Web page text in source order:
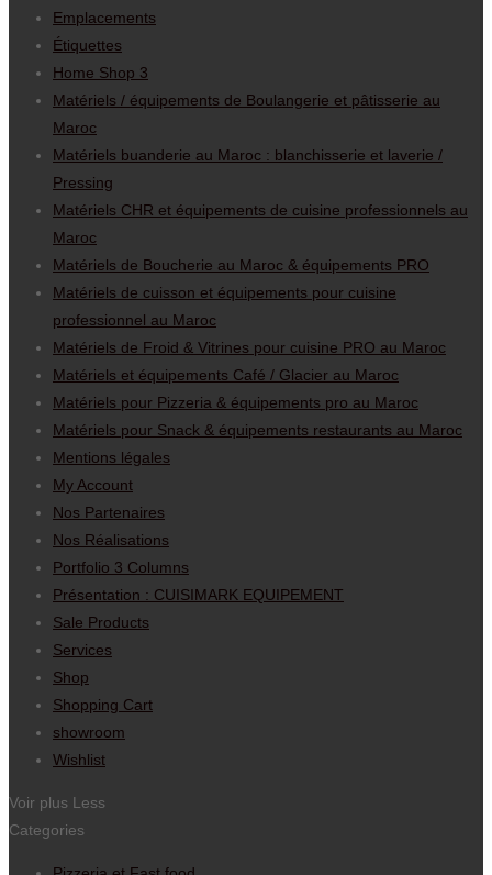
Emplacements
Étiquettes
Home Shop 3
Matériels / équipements de Boulangerie et pâtisserie au
Maroc
Matériels buanderie au Maroc : blanchisserie et laverie /
Pressing
Matériels CHR et équipements de cuisine professionnels au
Maroc
Matériels de Boucherie au Maroc & équipements PRO
Matériels de cuisson et équipements pour cuisine
professionnel au Maroc
Matériels de Froid & Vitrines pour cuisine PRO au Maroc
Matériels et équipements Café / Glacier au Maroc
Matériels pour Pizzeria & équipements pro au Maroc
Matériels pour Snack & équipements restaurants au Maroc
Mentions légales
My Account
Nos Partenaires
Nos Réalisations
Portfolio 3 Columns
Présentation : CUISIMARK EQUIPEMENT
Sale Products
Services
Shop
Shopping Cart
showroom
Wishlist
Voir plus Less
Categories